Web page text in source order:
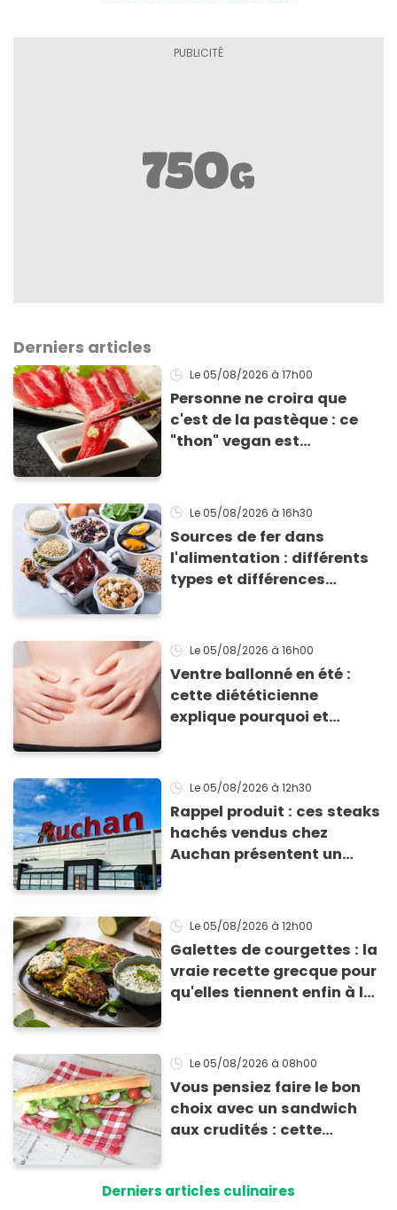
Derniers articles
Le 05/08/2026 à 17h00
Personne ne croira que
c'est de la pastèque : ce
"thon" vegan est
Le 05/08/2026 à 16h30
Sources de fer dans
l'alimentation : différents
types et différences
Le 05/08/2026 à 16h00
Ventre ballonné en été :
cette diététicienne
explique pourquoi et
Le 05/08/2026 à 12h30
Rappel produit : ces steaks
hachés vendus chez
Auchan présentent un
Le 05/08/2026 à 12h00
Galettes de courgettes : la
vraie recette grecque pour
qu'elles tiennent enfin à la
Le 05/08/2026 à 08h00
Vous pensiez faire le bon
choix avec un sandwich
aux crudités : cette
Derniers articles culinaires